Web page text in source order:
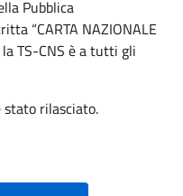
Pubblica
“CARTA NAZIONALE
la TS-CNS è a tutti gli
stato rilasciato.